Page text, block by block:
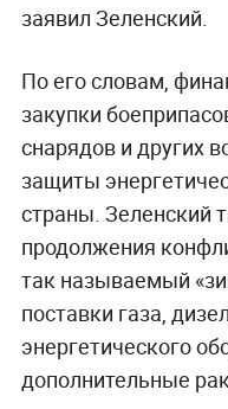
заявил Зеленский.
По его словам,
закупки
снарядов и других
защиты
страны. Зеленский
продолжения
так называемый
поставки газа,
энергетического
дополнительные